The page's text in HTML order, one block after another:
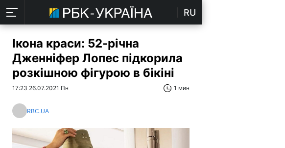
RU
Ікона краси: 52-річна
Дженніфер Лопес підкорила
розкішною фігурою в бікіні
17:23 26.07.2021 Пн 1 мин
RBC.UA